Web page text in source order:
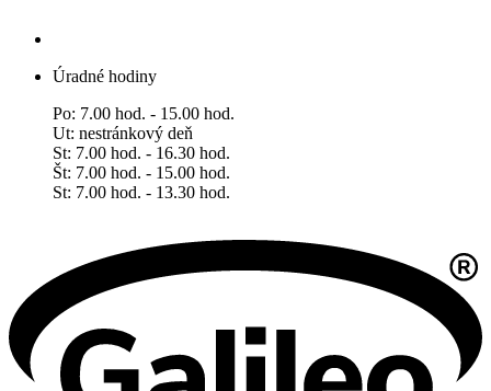
Úradné hodiny
Po: 7.00 hod. - 15.00 hod.
Ut: nestránkový deň
St: 7.00 hod. - 16.30 hod.
Št: 7.00 hod. - 15.00 hod.
​​​​​​​St: 7.00 hod. - 13.30 hod.